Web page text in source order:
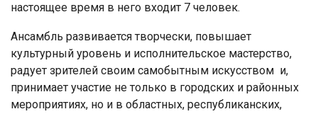
настоящее время в него входит 7 человек.
Ансамбль развивается творчески, повышает
культурный уровень и исполнительское мастерство,
радует зрителей своим самобытным искусством и,
принимает участие не только в городских и районных
мероприятиях, но и в областных, республиканских,